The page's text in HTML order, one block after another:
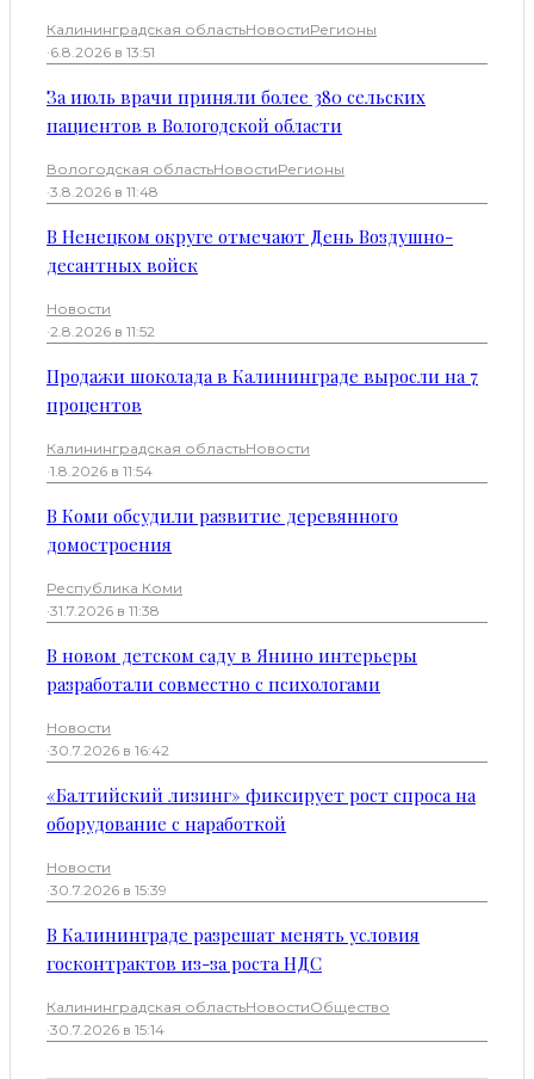
Калининградская областьНовостиРегионы
·6.8.2026 в 13:51
За июль врачи приняли более 380 сельских
пациентов в Вологодской области
Вологодская областьНовостиРегионы
·3.8.2026 в 11:48
В Ненецком округе отмечают День Воздушно-
десантных войск
Новости
·2.8.2026 в 11:52
Продажи шоколада в Калининграде выросли на 7
процентов
Калининградская областьНовости
·1.8.2026 в 11:54
В Коми обсудили развитие деревянного
домостроения
Республика Коми
·31.7.2026 в 11:38
В новом детском саду в Янино интерьеры
разработали совместно с психологами
Новости
·30.7.2026 в 16:42
«Балтийский лизинг» фиксирует рост спроса на
оборудование с наработкой
Новости
·30.7.2026 в 15:39
В Калининграде разрешат менять условия
госконтрактов из-за роста НДС
Калининградская областьНовостиОбщество
·30.7.2026 в 15:14